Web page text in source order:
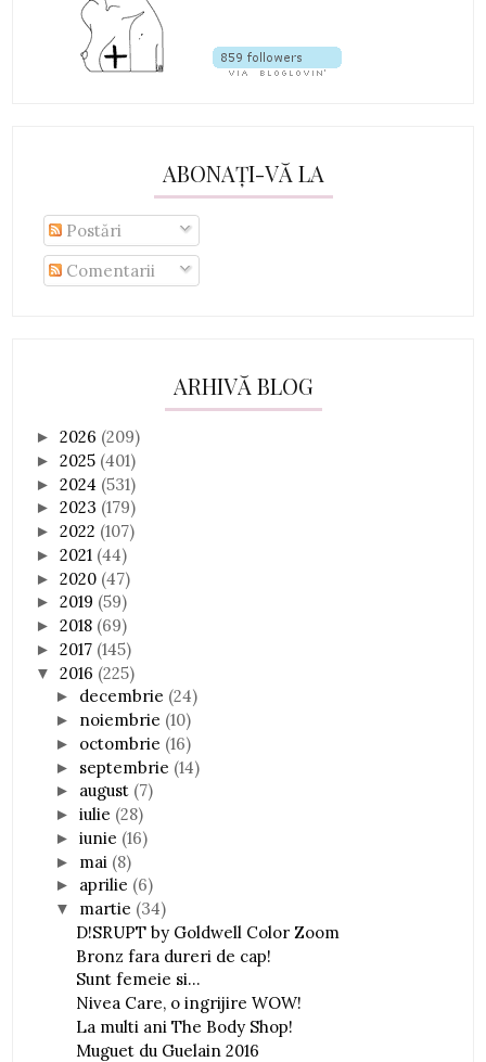
ABONAȚI-VĂ LA
Postări
Comentarii
ARHIVĂ BLOG
►2026 (209)
►2025 (401)
►2024 (531)
►2023 (179)
►2022 (107)
►2021 (44)
►2020 (47)
►2019 (59)
►2018 (69)
►2017 (145)
▼2016 (225)
► decembrie (24)
► noiembrie (10)
► octombrie (16)
► septembrie (14)
► august (7)
►iulie (28)
►iunie (16)
► mai (8)
► aprilie (6)
▼ martie (34)
D!SRUPT by Goldwell Color Zoom
Bronz fara dureri de cap!
Sunt femeie si...
Nivea Care, o ingrijire WOW!
La multi ani The Body Shop!
Muguet du Guelain 2016